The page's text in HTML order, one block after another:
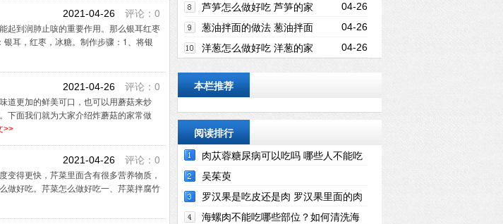
2021-04-26 评论：0
起到润肺止咳的重要作用。那么银耳红枣
耳，红枣，冰糖。制作步骤：1、将银
2021-04-26 评论：0
道更加的鲜美可口，也可以用蘑菇来炒
下面我们就为大家介绍炸蘑菇的家常做
>>
2021-04-26 评论：0
得更快，芹菜里面含有很多营养物质，
做好吃。芹菜怎么做好吃一、芹菜拌腐竹
家常菜做法
04-26
芦笋怎么做好吃 芦笋的家
常做法
04-26
葱油拌面的做法 葱油拌面
怎么做好吃
04-26
洋葱怎么做好吃 洋葱的家
本栏推荐
阅读排行
肉苁蓉糖尿病可以吃吗 哪些人不能吃
肉苁蓉吴茱萸
罗汉果是吃皮还是肉 罗汉果里面的肉
怎么食用
海螺肉不能吃哪些部位？如何清洗海